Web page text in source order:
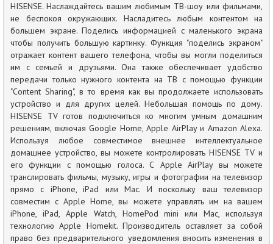
HISENSE. Наслаждайтесь вашим любимым ТВ-шоу или фильмами,
не беспокоя окружающих. Насладитесь любым контентом на
большем экране. Поделись информацией с маленького экрана
чтобы получить большую картинку. Функция "поделись экраном"
отражает контент вашего телефона, чтобы вы могли поделиться
им с семьей и друзьями. Она также обеспечивает удобство
передачи только нужного контента на ТВ с помощью функции
"Content Sharing", в то время как вы продолжаете использовать
устройство и для других целей. Небольшая помощь по дому.
HISENSE TV готов подключиться ко многим умным домашним
решениям, включая Google Home, Apple AirPlay и Amazon Alexa.
Используя любое совместимое внешнее интеллектуальное
домашнее устройство, вы можете контролировать HISENSE TV и
его функции с помощью голоса. С Apple AirPlay вы можете
транслировать фильмы, музыку, игры и фотографии на телевизор
прямо с iPhone, iPad или Mac. И поскольку ваш телевизор
совместим с Apple Home, вы можете управлять им на вашем
iPhone, iPad, Apple Watch, HomePod mini или Mac, используя
технологию Apple Homekit. Производитель оставляет за собой
право без предварительного уведомления вносить изменения в